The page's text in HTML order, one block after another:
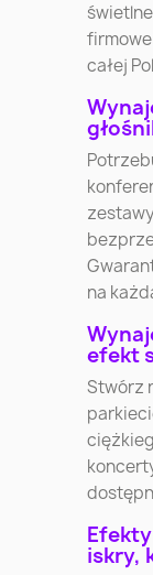
całej
na
efekt
Stwórz
iskry,